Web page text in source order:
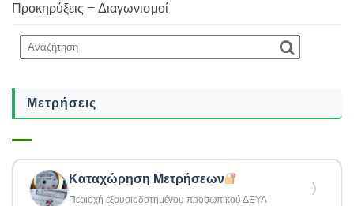
Προκηρύξεις – Διαγωνισμοί
Μετρήσεις
Καταχώρηση Μετρήσεων
Περιοχή εξουσιοδοτημένου προσωπικού ΔΕΥΑ
〉